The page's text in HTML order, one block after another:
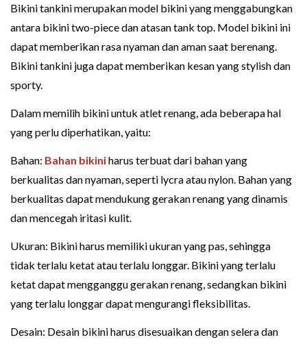
Bikini tankini merupakan model bikini yang menggabungkan
antara bikini two-piece dan atasan tank top. Model bikini ini
dapat memberikan rasa nyaman dan aman saat berenang.
Bikini tankini juga dapat memberikan kesan yang stylish dan
sporty.
Dalam memilih bikini untuk atlet renang, ada beberapa hal
yang perlu diperhatikan, yaitu:
Bahan: Bahan bikiniharus terbuat dari bahan yang
berkualitas dan nyaman, seperti lycra atau nylon. Bahan yang
berkualitas dapat mendukung gerakan renang yang dinamis
dan mencegah iritasi kulit.
Ukuran: Bikini harus memiliki ukuran yang pas, sehingga
tidak terlalu ketat atau terlalu longgar. Bikini yang terlalu
ketat dapat mengganggu gerakan renang, sedangkan bikini
yang terlalu longgar dapat mengurangi fleksibilitas.
Desain: Desain bikini harus disesuaikan dengan selera dan